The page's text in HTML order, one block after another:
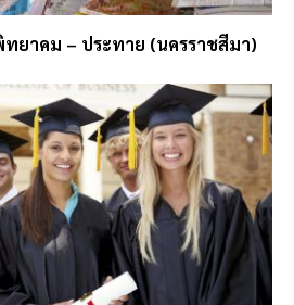
ยาคม – ประทาย (นครราชสีมา)